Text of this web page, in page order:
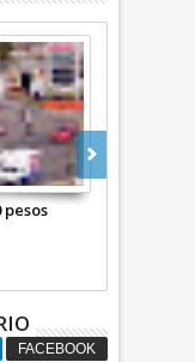
cargar gasolina y
FACEBOOK